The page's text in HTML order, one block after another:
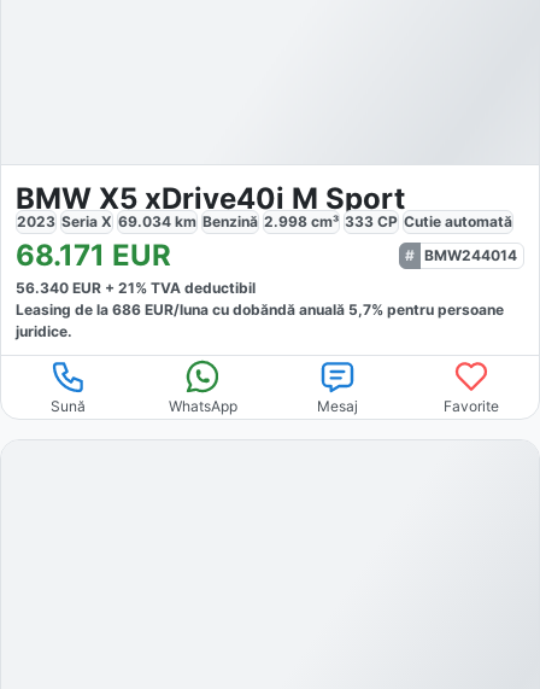
BMW X5 xDrive40i M Sport
2023 Seria X 69.034 km Benzină 2.998 cm³ 333 CP Cutie automată
68.171 EUR
BMW244014
56.340 EUR + 21% TVA deductibil
Leasing de la 686 EUR/luna cu dobăndă anuală 5,7% pentru persoane
juridice.
Sună WhatsApp Mesaj Favorite